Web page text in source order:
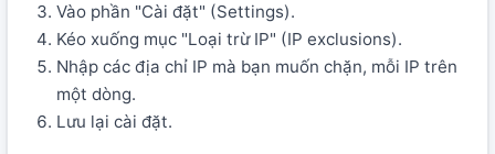
Vào phần "Cài đặt" (Settings).
Kéo xuống mục "Loại trừ IP" (IP exclusions).
Nhập các địa chỉ IP mà bạn muốn chặn, mỗi IP trên
một dòng.
Lưu lại cài đặt.